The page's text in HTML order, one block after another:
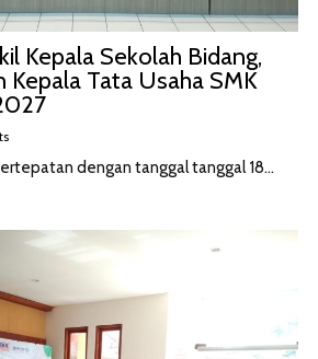
Kepala Sekolah Bidang,
Kepala Tata Usaha SMK
dengan tanggal tanggal 18…